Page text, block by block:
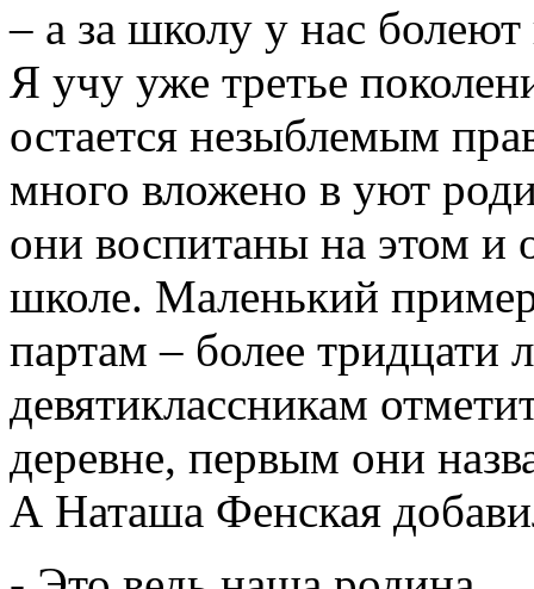
– а за школу у нас
Я учу уже третье
остается незыблемым
много вложено в уют
они воспитаны на этом и
школе. Маленький
партам – более тридцати
девятиклассникам
деревне, первым они
А Наташа Фенская